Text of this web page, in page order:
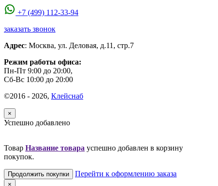
+7 (499) 112-33-94
заказать звонок
Адрес: Москва, ул. Деловая, д.11, стр.7
Режим работы офиса:
Пн-Пт 9:00 до 20:00,
Сб-Вс 10:00 до 20:00
©2016 - 2026, Клейснаб
×
Успешно добавлено
Товар Название товара успешно добавлен в корзину
покупок.
Продолжить покупки Перейти к оформлению заказа
×